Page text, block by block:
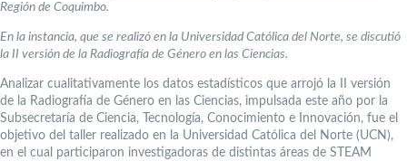
Región de Coquimbo.
En la instancia, que se realizó en la Universidad Católica del Norte, se discutió
la II versión de la Radiografía de Género en las Ciencias.
Analizar cualitativamente los datos estadísticos que arrojó la II versión
de la Radiografía de Género en las Ciencias, impulsada este año por la
Subsecretaría de Ciencia, Tecnología, Conocimiento e Innovación, fue el
objetivo del taller realizado en la Universidad Católica del Norte (UCN),
en el cual participaron investigadoras de distintas áreas de STEAM